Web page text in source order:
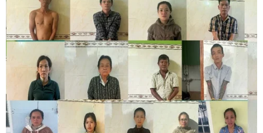
Cảnh sát phong tỏa. (Ảnh chụp màn hình)
Tối 2/6 theo giờ Mỹ (tức ngày 3/6 giờ Việt Nam),
đã xảy ra một vụ bắt cóc con tin tại một chi
nhánh của ngân hàng Chase ở thành phố
Bakersfield, bang California (Mỹ), cách Los
Angeles khoảng 180km về phía Bắc.